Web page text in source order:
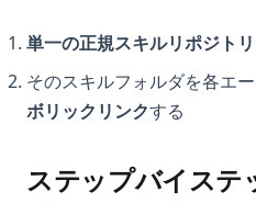
単一の正規スキルリポジト
そのスキルフォルダを各エ
ボリックリンクする
ステップバイステ